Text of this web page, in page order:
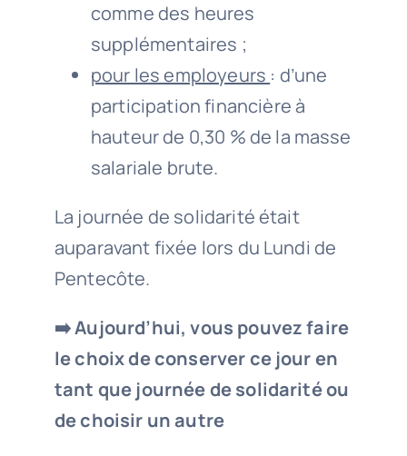
comme des heures
supplémentaires ;
pour les employeurs : d’une
participation financière à
hauteur de 0,30 % de la masse
salariale brute.
La journée de solidarité était
auparavant fixée lors du Lundi de
Pentecôte.
➡️Aujourd’hui, vous pouvez faire
le choix de conserver ce jouren
tant que journée de solidarité ou
de choisir un autre